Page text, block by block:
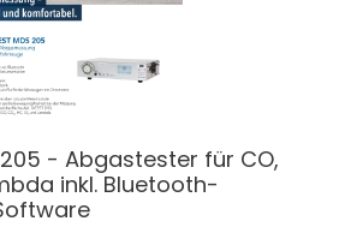
205 - Abgastester für CO,
inkl. Bluetooth-